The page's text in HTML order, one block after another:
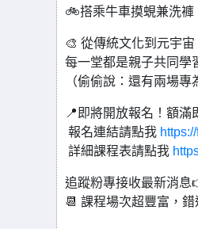
🚲搭乘牛車摸蜆兼洗褲
🎨 從傳統文化到元宇
每一堂都是親子共同學
（偷偷說：還有兩場專
📍即將開放報名！額
報名連結請點我
詳細課程表請點我
追蹤粉專接收最新消息
📆 課程場次超豐富，錯